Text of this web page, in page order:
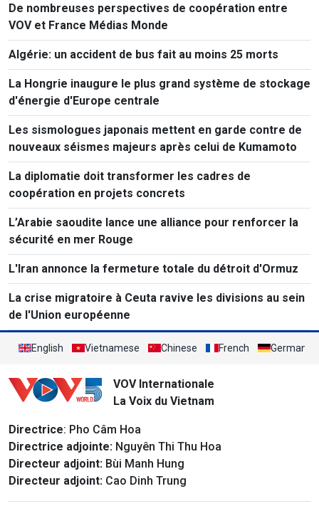
De nombreuses perspectives de coopération entre
VOV et France Médias Monde
Algérie: un accident de bus fait au moins 25 morts
La Hongrie inaugure le plus grand système de stockage
d'énergie d'Europe centrale
Les sismologues japonais mettent en garde contre de
nouveaux séismes majeurs après celui de Kumamoto
La diplomatie doit transformer les cadres de
coopération en projets concrets
L’Arabie saoudite lance une alliance pour renforcer la
sécurité en mer Rouge
L'Iran annonce la fermeture totale du détroit d'Ormuz
La crise migratoire à Ceuta ravive les divisions au sein
de l'Union européenne
English Vietnamese Chinese French German
VOV Internationale
La Voix du Vietnam
Directrice: Pho Câm Hoa
Directrice adjointe: Nguyên Thi Thu Hoa
Directeur adjoint: Bùi Manh Hung
Directeur adjoint: Cao Dinh Trung